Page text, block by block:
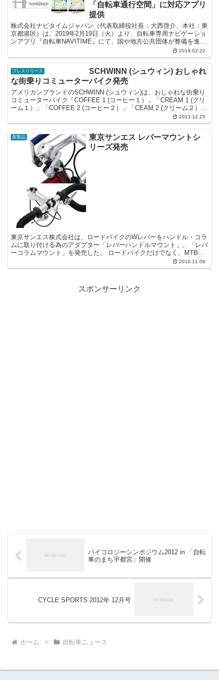
「自転車通行空間」に対応アプリ
提供
株式会社ナビタイムジャパン（代表取締役社長：大西啓介、本社：東
京都港区）は、2019年2月19日（火）より、自転車専用ナビゲーショ
ンアプリ『自転車NAVITIME』にて、国や地方公共団体が整備を進め
2019.02.22
プレスリリース
SCHWINN (シュウィン) おしゃれ
な街乗りコミューターバイク発売
アメリカンブランドのSCHWINN (シュウィン)は、おしゃれな街乗り
コミューターバイク「COFFEE 1 (コーヒー１）」「CREAM 1 (クリ
ーム１）」「COFFEE 2 (コーヒー２）」「CEAM 2 (クリーム２）」
2013.12.25
新製品
東京サンエス レバーマウントシ
リーズ発売
東京サンエス株式会社は、ロードバイクのWレバーをハンドル・コラ
ムに取り付ける為のアダプター「レバーハンドルマウント」、「レバ
ーコラムマウント」を発売した。 ロードバイクだけでなく、MTBや
クロスバイクそして小径車など、あらゆる自転車に取り付...2010.11.09
スポンサーリンク
バイコロジーシンポジウム2012 in 「自転
車のまち宇都宮」開催
CYCLE SPORTS 2012年 12月号
ホーム 自転車ニュース